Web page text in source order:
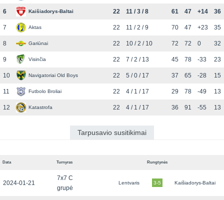
6 Kaišiadorys-Baltai 22 11 / 3 / 8 61 47 +14 36
7 Aktas 22 11 / 2 / 9 70 47 +23 35
8 Gariūnai 22 10 / 2 / 10 72 72 0 32
9 Visinčia 22 7 / 2 / 13 45 78 -33 23
10 Navigatoriai Old Boys 22 5 / 0 / 17 37 65 -28 15
11 Futbolo Broliai 22 4 / 1 / 17 29 78 -49 13
12 Katastrofa 22 4 / 1 / 17 36 91 -55 13
Tarpusavio susitikimai
Data Turnyras Rungtynės
2024-01-21
7x7 C
grupė
Lentvaris 3-5 Kaišiadorys-Baltai